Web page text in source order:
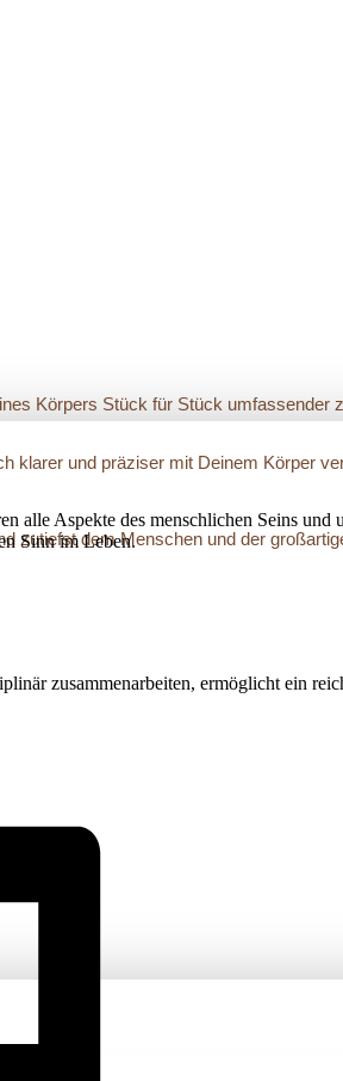
alle Aspekte des menschlichen Seins
Sinn im Leben.
zusammenarbeiten, ermöglicht ein
Körpers Stück für Stück umfassender
klarer und präziser mit Deinem Körper
zutiefst dem Menschen und der